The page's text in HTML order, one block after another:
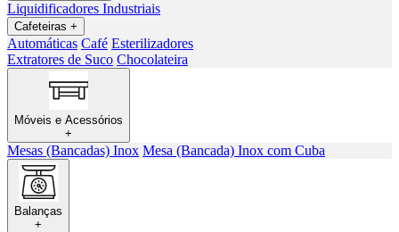
Liquidificadores Industriais
Cafeteiras +
Automáticas Café Esterilizadores
Extratores de Suco Chocolateira
Móveis e Acessórios
+
Mesas (Bancadas) Inox Mesa (Bancada) Inox com Cuba
Balanças
+